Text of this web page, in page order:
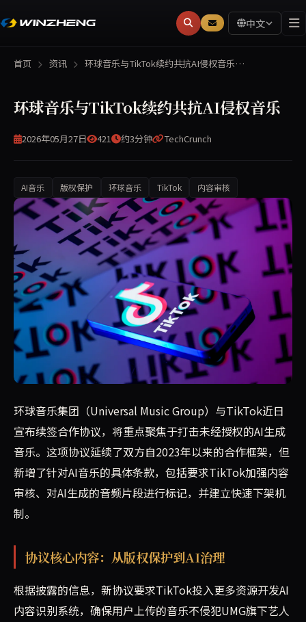
中文
首页 资讯 环球音乐与TikTok续约共抗AI侵权音乐…
环球音乐与TikTok续约共抗AI侵权音乐
2026年05月27日 421 约3分钟 TechCrunch
AI音乐 版权保护 环球音乐 TikTok 内容审核
环球音乐集团（UMG）与TikTok宣布续签协议，共同打击
环球音乐集团（Universal Music Group）与TikTok近日
宣布续签合作协议，将重点聚焦于打击未经授权的AI生成
音乐。这项协议延续了双方自2023年以来的合作框架，但
新增了针对AI音乐的具体条款，包括要求TikTok加强内容
审核、对AI生成的音频片段进行标记，并建立快速下架机
制。
协议核心内容：从版权保护到AI治理
根据披露的信息，新协议要求TikTok投入更多资源开发AI
内容识别系统，确保用户上传的音乐不侵犯UMG旗下艺人